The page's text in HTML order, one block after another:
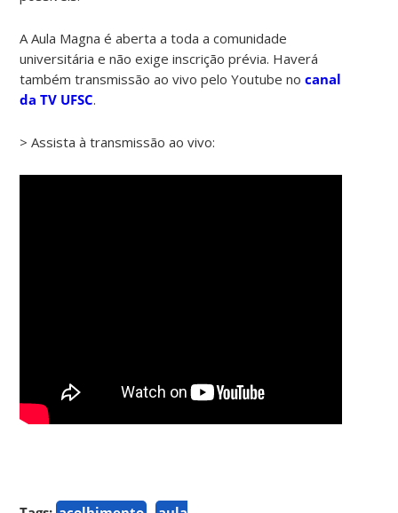
A Aula Magna é aberta a toda a comunidade
universitária e não exige inscrição prévia. Haverá
também transmissão ao vivo pelo Youtube nocanal
da TV UFSC.
> Assista à transmissão ao vivo: